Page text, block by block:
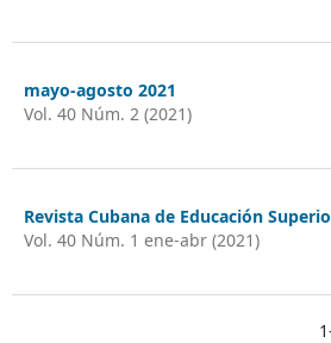
mayo-agosto 2021
Vol. 40 Núm. 2 (2021)
Revista Cubana de Educación
Vol. 40 Núm. 1 ene-abr (2021)